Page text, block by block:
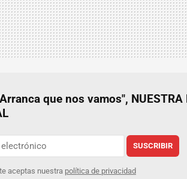
que nos vamos", NUESTRA
SUSCRIBIR
aceptas nuestra política de privacidad